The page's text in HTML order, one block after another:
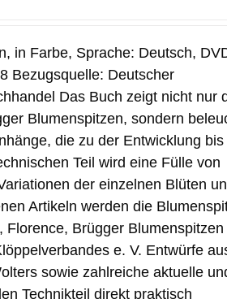
in Farbe, Sprache: Deutsch,
Bezugsquelle: Deutscher
Das Buch zeigt nicht nur
Blumenspitzen, sondern
die zu der Entwicklung
Teil wird eine Fülle von
der einzelnen Blüten
Artikeln werden die
Brügger Blumenspitzen
e. V. Entwürfe
sowie zahlreiche aktuelle
Technikteil direkt praktisch